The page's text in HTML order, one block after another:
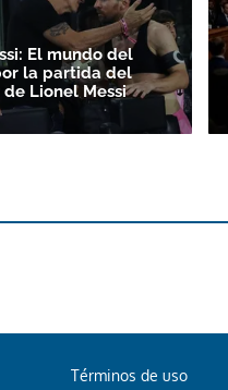
El mundo del
la partida del
Lionel Messi
Términos de uso